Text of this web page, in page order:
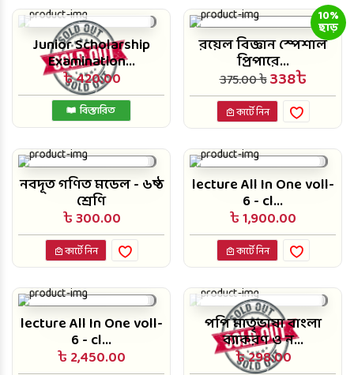
Junior Scholarship
Examination...
৳ 420.00
বিস্তারিত
10%
ছাড়
রয়েল বিজ্ঞান স্পেশাল
প্রিপারে...
375.00 ৳338৳
কার্টে নিন
নবদূত গণিত মডেল - ৬ষ্ঠ
শ্রেণি
৳ 300.00
কার্টে নিন
lecture All In One voll-
6 - cl...
৳ 1,900.00
কার্টে নিন
lecture All In One voll-
6 - cl...
৳ 2,450.00
পপি মাতৃভাষা বাংলা
ব্যাকরণ ও ন...
৳ 298.00